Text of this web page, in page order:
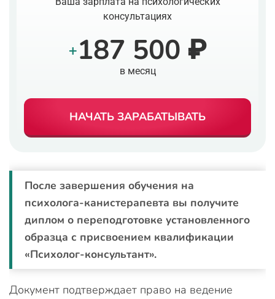
консультациях
+187 500 ₽
в месяц
НАЧАТЬ ЗАРАБАТЫВАТЬ
После завершения обучения на
психолога-канистерапевта вы получите
диплом о переподготовке установленного
образца с присвоением квалификации
«Психолог-консультант».
Документ подтверждает право на ведение